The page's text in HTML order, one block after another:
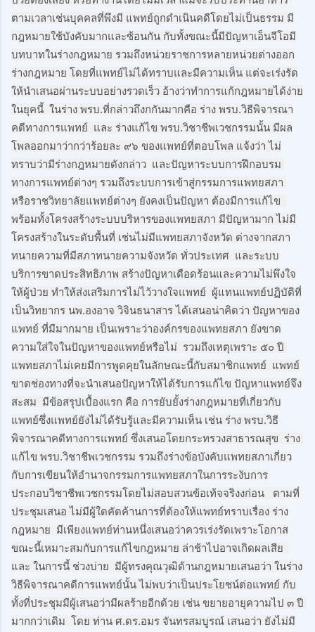
ตามเวลาเช่นบุคคลที่พึงมี แพทย์ถูกดำเนินคดีโดยไม่เป็นธรรม มี
กฎหมายใช้บังคับมากและซ้อนกัน กับทั้งขณะนี้มีปัญหาเอ็นจีโอมี
บทบาทในร่างกฎหมาย รวมถึงหน่วยราชการหลายหน่วยต่างออก
ร่างกฎหมาย โดยที่แพทย์ไม่ได้ทราบและมีความเห็น แต่จะเร่งรัด
ให้นำเสนอผ่านระบบอย่างรวดเร็ว อ้างว่าทำการแก้กฎหมายได้ง่าย
ในยุคนี้  ในร่าง พรบ.ที่กล่าวถึงกกันมากคือ ร่าง พรบ.วิธีพิจารณา
คดีทางการแพทย์  และ ร่างแก้ไข พรบ.วิชาชีพเวชกรรมนั้น มีผล
โพลออกมาว่ากว่าร้อยละ ๙๖ ของแพทย์ที่ตอบโพล แจ้งว่า ไม่
ทราบว่ามีร่างกฎหมายดังกล่าว  และปัญหาระบบการฝึกอบรม
ทางการแพทย์ต่างๆ รวมถึงระบบการเข้าสู่กรรมการแพทยสภา
หรือราชวิทยาลัยแพทย์ต่างๆ ยังคงเป็นปัญหา ต้องมีการแก้ไข
พร้อมทั้งโครงสร้างระบบบริหารของแพทยสภา มีปัญหามาก ไม่มี
โครงสร้างในระดับพื้นที่ เช่นไม่มีแพทยสภาจังหวัด ต่างจากสภา
ทนายความที่มีสภาทนายความจังหวัด ทั่วประเทศ  และระบบ
บริการขาดประสิทธิภาพ สร้างปัญหาเดือดร้อนและความไม่พึงใจ
ให้ผู้ป่วย ทำให้ส่งเสริมการไม่ไว้วางใจแพทย์  ผู้แทนแพทย์ปฏิบัติที่
เป็นวิทยากร นพ.องอาจ วิจินธนาสาร ได้เสนอน่าคิดว่า ปัญหาของ
แพทย์ ที่มีมากมาย เป็นเพราะว่าองค์กรของแพทยสภา ยังขาด
ความใส่ใจในปัญหาของแพทย์หรือไม่  รวมถึงเหตุเพราะ ๕๐ ปี
แพทยสภาไม่เคยมีการพูดคุยในลักษณะนี้กับสมาชิกแพทย์  แพทย์
ขาดช่องทางที่จะนำเสนอปัญหาให้ได้รับการแก้ไข ปัญหาแพทย์จึง
สะสม  มีข้อสรุปเบื้องแรก คือ การยับยั้งร่างกฎหมายที่เกี่ยวกับ
แพทย์ซึ่งแพทย์ยังไม่ได้รับรู้และมีความเห็น เช่น ร่าง พรบ.วิธี
พิจารณาคดีทางการแพทย์ ซึ่งเสนอโดยกระทรวงสาธารณสุข  ร่าง
แก้ไข พรบ.วิชาชีพเวชกรรม รวมถึงร่างข้อบังคับแพทยสภาเกี่ยว
กับการเขียนให้อำนาจกรรมการแพทยสภาในการระงับการ
ประกอบวิชาชีพเวชกรรมโดยไม่สอบสวนข้อเท้จจริงงก่อน   ตามที่
ประชุมเสนอ ไม่มีผู้ใดคัดค้านการที่ต้องให้แพทย์ทราบเรื่อง ร่าง
กฎหมาย  มีเพียงแพทย์ท่านหนึ่งเสนอว่าควรเร่งรัดเพราะโอกาส
ขณะนี้เหมาะสมกับการแก้ไขกฎหมาย ล่าช้าไปอาจเกิดผลเสีย
และ ในการนี้ ช่วงบ่าย  มีผู้ทรงคุณวุฒิด้านกฎหมายเสนอว่า ในร่าง
วิธีพิจารณาคดีการแพทย์นั้น ไม่พบว่าเป็นประโยชน์ต่อแพทย์ กับ
ทั้งที่ประชุมมีผู้เสนอว่ามีผลร้ายอีกด้วย เช่น ขยายอายุความไป ๓ ปี
มากกว่าเดิม  โดย ท่าน ศ.ดร.อมร จันทรสมบูรณ์ เสนอว่า ยังไม่มี